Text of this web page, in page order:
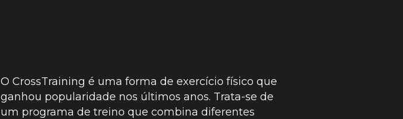
O CrossTraining é uma forma de exercício físico que
ganhou popularidade nos últimos anos. Trata-se de
um programa de treino que combina diferentes